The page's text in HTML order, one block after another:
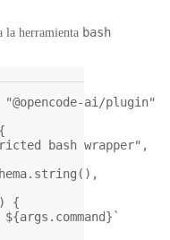
la herramienta bash
"@opencode-ai/plugin"
bash wrapper" ,
string (),
) {
${args . command}`